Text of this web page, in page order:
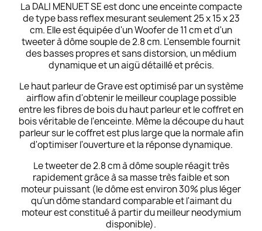
La DALI MENUET SE est donc une enceinte compacte
de type bass reflex mesurant seulement 25 x 15 x 23
cm. Elle est équipée d'un Woofer de 11 cm et d'un
tweeter à dôme souple de 2.8 cm. L'ensemble fournit
des basses propres et sans distorsion, un médium
dynamique et un aigü détaillé et précis.
Le haut parleur de Grave est optimisé par un système
airflow afin d'obtenir le meilleur couplage possible
entre les fibres de bois du haut parleur et le coffret en
bois véritable de l'enceinte. Même la découpe du haut
parleur sur le coffret est plus large que la normale afin
d'optimiser l'ouverture et la réponse dynamique.
Le tweeter de 2.8 cm à dôme souple réagit très
rapidement grâce à sa masse très faible et son
moteur puissant (le dôme est environ 30% plus léger
qu'un dôme standard comparable et l'aimant du
moteur est constitué à partir du meilleur neodymium
disponible).